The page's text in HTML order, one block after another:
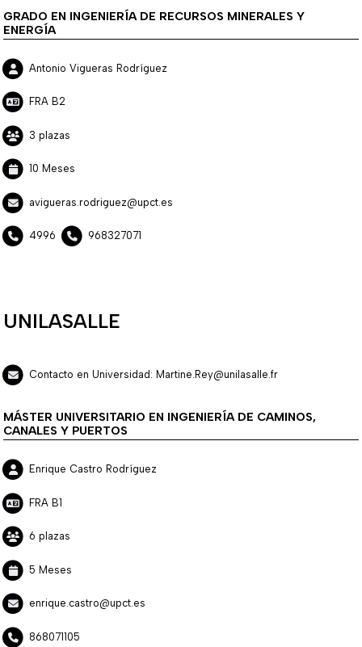
GRADO EN INGENIERÍA DE RECURSOS MINERALES Y
ENERGÍA
Antonio Vigueras Rodríguez
FRA B2
3 plazas
10 Meses
avigueras.rodriguez@upct.es
4996 968327071
UNILASALLE
Contacto en Universidad: Martine.Rey@unilasalle.fr
MÁSTER UNIVERSITARIO EN INGENIERÍA DE CAMINOS,
CANALES Y PUERTOS
Enrique Castro Rodríguez
FRA B1
6 plazas
5 Meses
enrique.castro@upct.es
868071105